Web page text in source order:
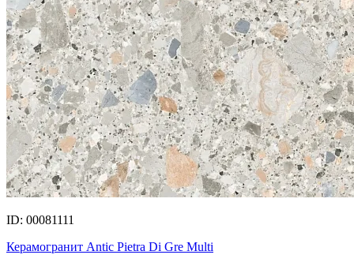
ID: 00081111
Керамогранит Antic Pietra Di Gre Multi